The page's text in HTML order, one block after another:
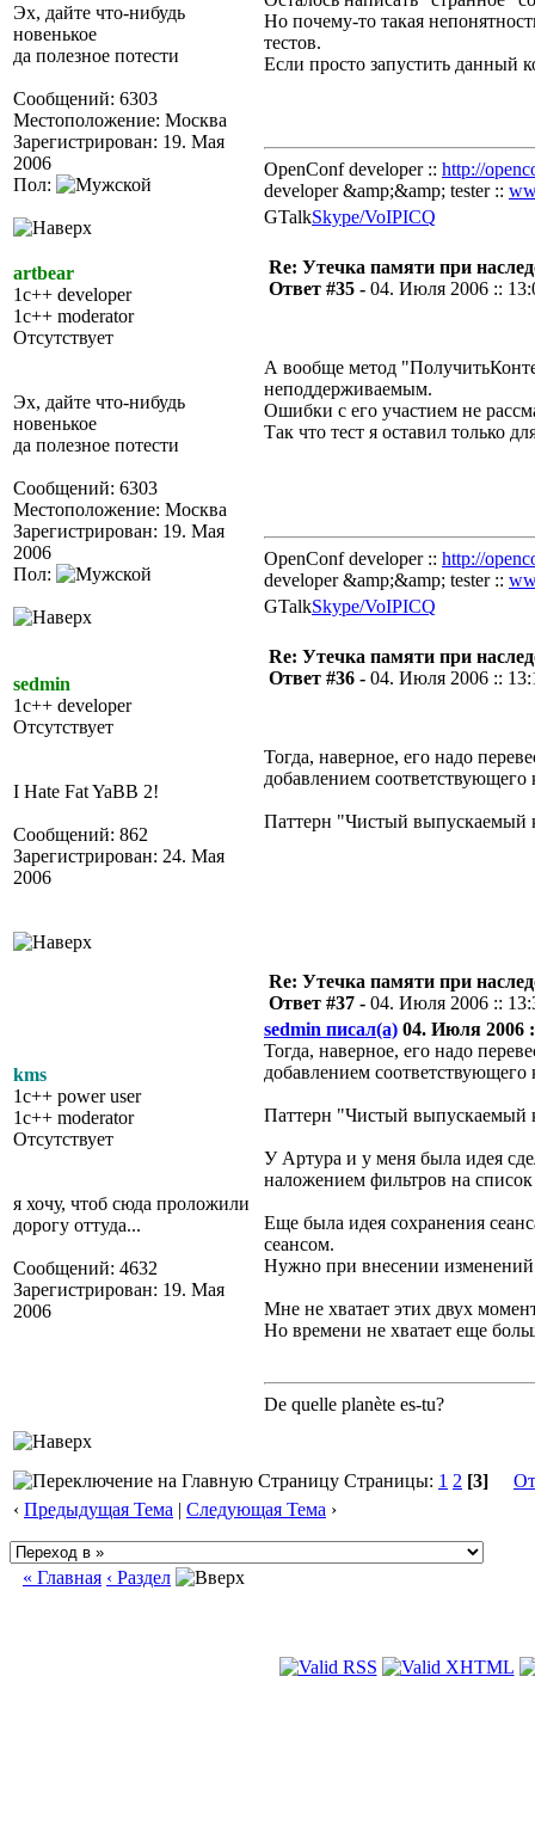
Эх, дайте что-нибудь
новенькое
да полезное потести
Сообщений: 6303
Местоположение: Москва
Зарегистрирован: 19. Мая
2006
Пол:
Но почему-то такая
тестов.
Если просто запустить данный
OpenConf developer :: http://
developer &amp;&amp; tester ::
GTalkSkype/VoIPICQ
artbear
1c++ developer
1c++ moderator
Отсутствует
Эх, дайте что-нибудь
новенькое
да полезное потести
Сообщений: 6303
Местоположение: Москва
Зарегистрирован: 19. Мая
2006
Пол:
Re: Утечка памяти при
Ответ #35 - 04. Июля 2006 ::
А вообще метод
неподдерживаемым.
Ошибки с его участием не
Так что тест я оставил только
OpenConf developer :: http://
developer &amp;&amp; tester ::
GTalkSkype/VoIPICQ
sedmin
1c++ developer
Отсутствует
I Hate Fat YaBB 2!
Сообщений: 862
Зарегистрирован: 24. Мая
2006
Re: Утечка памяти при
Ответ #36 - 04. Июля 2006 ::
Тогда, наверное, его надо
добавлением соответствующего
Паттерн "Чистый выпускаемый
kms
1c++ power user
1c++ moderator
Отсутствует
я хочу, чтоб сюда проложили
дорогу оттуда...
Сообщений: 4632
Зарегистрирован: 19. Мая
2006
Re: Утечка памяти при
Ответ #37 - 04. Июля 2006 ::
sedmin писал(а) 04. Июля 2006
Тогда, наверное, его надо
добавлением соответствующего
Паттерн "Чистый выпускаемый
У Артура и у меня была идея
наложением фильтров на список
Еще была идея сохранения
сеансом.
Нужно при внесении
Мне не хватает этих двух
Но времени не хватает еще
De quelle planète es-tu?
Страницы: 1 2 [3]
‹ Предыдущая Тема | Следующая Тема ›
« Главная ‹ Раздел